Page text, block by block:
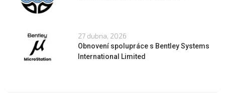
27 dubna, 2026
Obnovení spolupráce s Bentley Systems
International Limited